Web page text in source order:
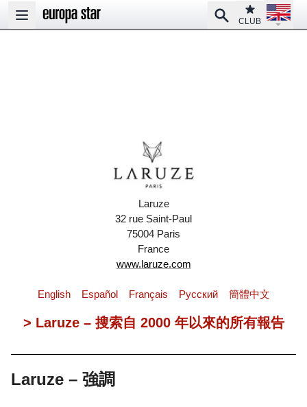
Open main menu
SearchClub
CLUB
Open
Laruze
32 rue Saint-Paul
75004 Paris
France
www.laruze.com
English Español Français Pусский 簡體中文
> Laruze – 搜索自 2000 年以來的所有報告
Laruze – 強調